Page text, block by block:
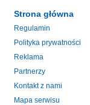
Strona główna
Regulamin
Polityka prywatności
Reklama
Partnerzy
Kontakt z nami
Mapa serwisu